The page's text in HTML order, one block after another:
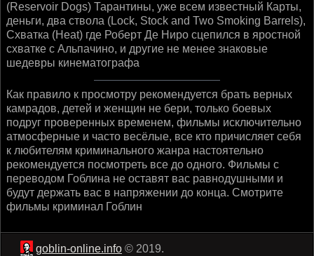
(Reservoir Dogs) Тарантины, уже всем известный Карты,
деньги, два ствола (Lock, Stock and Two Smoking Barrels),
Схватка (Heat) где Роберт Де Ниро сцепился в яростной
схватке с Альпачино, и другие не менее знаковые
шедевры кинематографа
Как правило к просмотру рекомендуется брать верных
камрадов, детей и женщин не бери, только боевых
подруг проверенных временем, фильмы исключительно
атмосферные и часто весёлые, все кто причисляет себя
к любителям криминального жанра настоятельно
рекомендуется посмотреть все до одного. Фильмы с
переводом Гоблина не оставят вас равнодушными и
будут держать вас в напряжении до конца. Смотрите
фильмы криминал Гоблин
goblin-online.info © 2019.